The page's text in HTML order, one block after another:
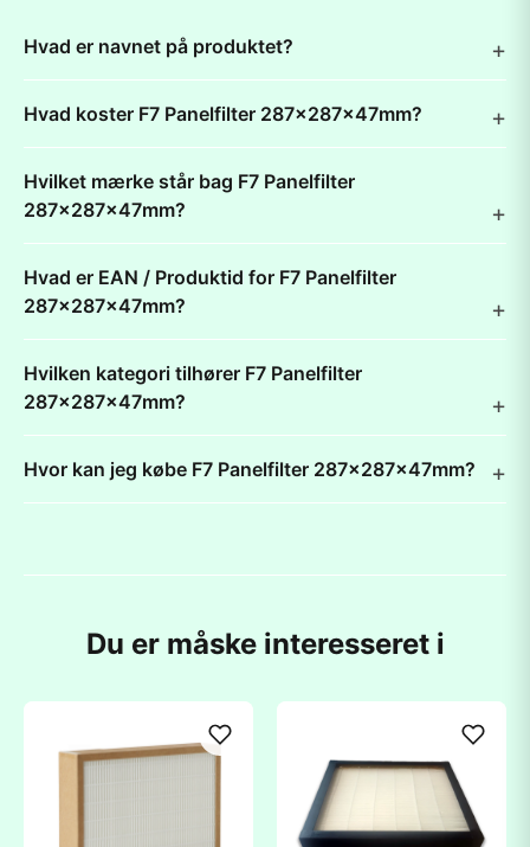
Hvad er navnet på produktet?
Hvad koster F7 Panelfilter 287x287x47mm?
Hvilket mærke står bag F7 Panelfilter
287x287x47mm?
Hvad er EAN / Produktid for F7 Panelfilter
287x287x47mm?
Hvilken kategori tilhører F7 Panelfilter
287x287x47mm?
Hvor kan jeg købe F7 Panelfilter 287x287x47mm?
Du er måske interesseret i